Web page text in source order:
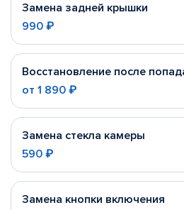
Замена задней крышки
990 ₽
Восстановление после
от 1 890 ₽
Замена стекла камеры
590 ₽
Замена кнопки включения